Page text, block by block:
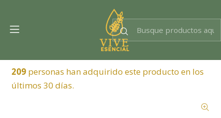
209personas han adquirido este producto en los
últimos 30 días.
Dra. EsencIAl
Experta en bienestar